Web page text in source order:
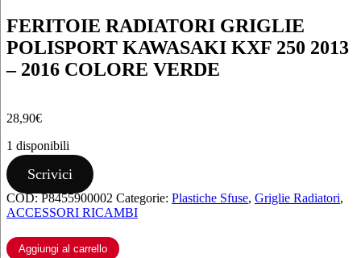
FERITOIE RADIATORI GRIGLIE
POLISPORT KAWASAKI KXF 250 2013
– 2016 COLORE VERDE
28,90€
1 disponibili
FERITOIE
RADIATORI
GRIGLIE
POLISPORT
KXF
Scrivici
COD:P8455900002 Categorie: Plastiche Sfuse, Griglie Radiatori,
ACCESSORI RICAMBI
Aggiungi al carrello